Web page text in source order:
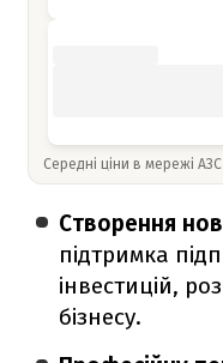
Середні ціни в мережі
Створення
підтримка
інвестицій,
бізнесу.